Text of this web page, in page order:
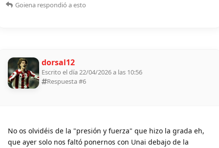
Goiena respondió a esto
dorsal12
Escrito el día 22/04/2026 a las 10:56
Respuesta #6
No os olvidéis de la "presión y fuerza" que hizo la grada eh,
que ayer solo nos faltó ponernos con Unai debajo de la